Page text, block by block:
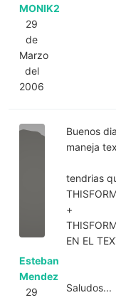
MONIK2
29
de
Marzo
del
2006
Esteban
Mendez
29
Buenos
maneja
tendrias
+
EN EL
Saludos...